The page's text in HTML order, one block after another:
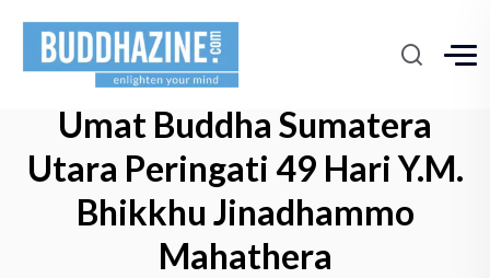
Umat Buddha Sumatera
Utara Peringati 49 Hari Y.M.
Bhikkhu Jinadhammo
Mahathera